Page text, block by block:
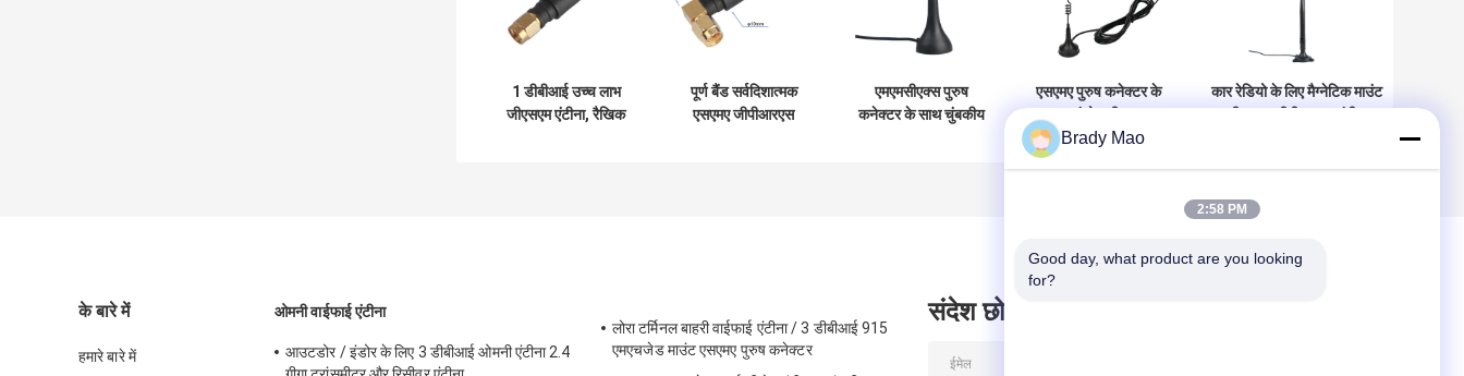
1 डीबीआई उच्च लाभ
जीएसएम एंटीना, रैखिक
पूर्ण बैंड सर्वदिशात्मक
एसएमए जीपीआरएस
एमएमसीएक्स पुरुष
कनेक्टर के साथ चुंबकीय
एसएमए पुरुष कनेक्टर के
जीपीआरएस 2 डीबीआई
चुंबकीय सचेतक एंटीना
कार रेडियो के लिए मैग्नेटिक माउंट
के बारे में
हमारे बारे में
ओमनी वाईफाई एंटीना
आउटडोर / इंडोर के लिए 3 डीबीआई ओमनी एंटीना 2.4
लोरा टर्मिनल बाहरी वाईफाई एंटीना / 3 डीबीआई 915
एमएचजेड माउंट एसएमए पुरुष कनेक्टर
संदेश छोड़ दो
Brady Mao
2:58 PM
Good day, what product are you looking
for?